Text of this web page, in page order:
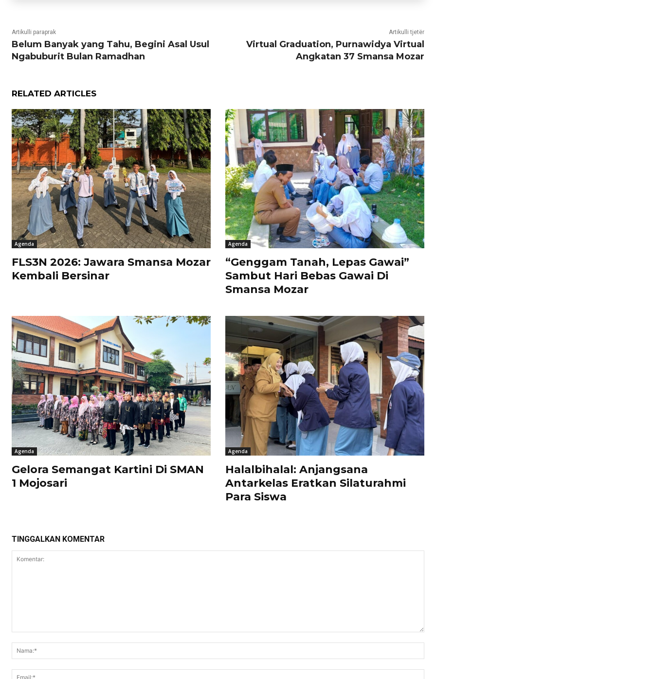
Artikulli paraprak
Belum Banyak yang Tahu, Begini Asal Usul
Ngabuburit Bulan Ramadhan
Artikulli tjetër
Virtual Graduation, Purnawidya Virtual
Angkatan 37 Smansa Mozar
RELATED ARTICLES
Agenda
FLS3N 2026: Jawara Smansa Mozar
Kembali Bersinar
Agenda
“Genggam Tanah, Lepas Gawai”
Sambut Hari Bebas Gawai Di
Smansa Mozar
Agenda
Gelora Semangat Kartini Di SMAN
1 Mojosari
Agenda
Halalbihalal: Anjangsana
Antarkelas Eratkan Silaturahmi
Para Siswa
TINGGALKAN KOMENTAR